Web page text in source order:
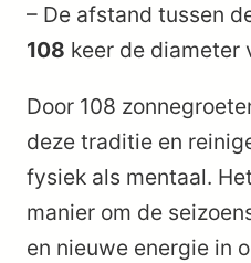
– De afstand tussen
108 keer de diameter
Door 108
deze traditie en
fysiek als mentaal.
manier om de
en nieuwe energie in